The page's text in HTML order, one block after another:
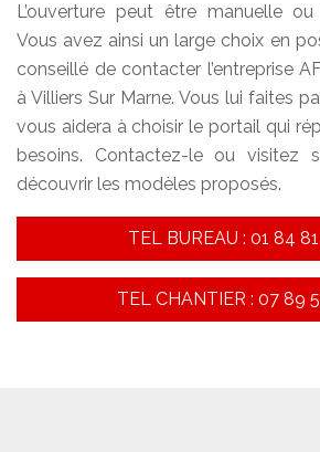
L’ouverture peut être manuelle
Vous avez ainsi un large choix en
conseillé de contacter l’entreprise
à Villiers Sur Marne. Vous lui faites
vous aidera à choisir le portail qui
besoins. Contactez-le ou visitez
découvrir les modèles proposés.
TEL BUREAU : 01 84
TEL CHANTIER : 07 89